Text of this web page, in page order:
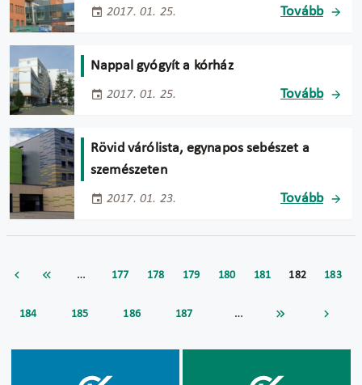
2017. 01. 25. Tovább
Nappal gyógyít a kórház
2017. 01. 25. Tovább
Rövid várólista, egynapos sebészet a
szemészeten
2017. 01. 23. Tovább
… 177 178 179 180 181 182 183
184 185 186 187 …